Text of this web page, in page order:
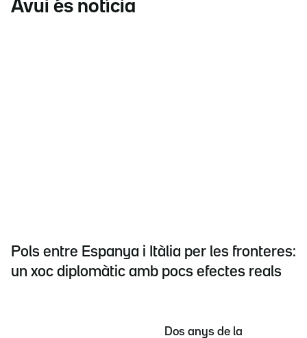
Avui és notícia
Pols entre Espanya i Itàlia per les fronteres:
un xoc diplomàtic amb pocs efectes reals
Dos anys de la